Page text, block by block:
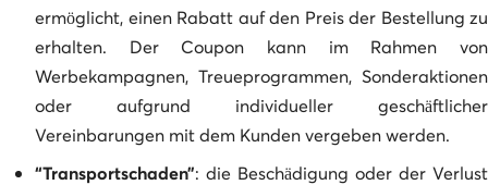
ermöglicht, einen Rabatt auf den Preis der Bestellung zu
erhalten. Der Coupon kann im Rahmen von
Werbekampagnen, Treueprogrammen, Sonderaktionen
oder aufgrund individueller geschäftlicher
Vereinbarungen mit dem Kunden vergeben werden.
“Transportschaden”: die Beschädigung oder der Verlust